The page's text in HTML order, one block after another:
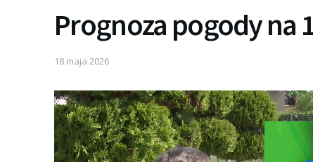
Prognoza pogody na
18 maja 2026